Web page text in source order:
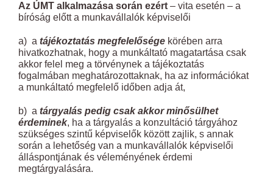
Az ÚMT alkalmazása során ezért – vita esetén – a
bíróság előtt a munkavállalók képviselői
a) a tájékoztatás megfelelősége körében arra
hivatkozhatnak, hogy a munkáltató magatartása csak
akkor felel meg a törvénynek a tájékoztatás
fogalmában meghatározottaknak, ha az információkat
a munkáltató megfelelő időben adja át,
b) a tárgyalás pedig csak akkor minősülhet
érdeminek, ha a tárgyalás a konzultáció tárgyához
szükséges szintű képviselők között zajlik, s annak
során a lehetőség van a munkavállalók képviselői
álláspontjának és véleményének érdemi
megtárgyalására.